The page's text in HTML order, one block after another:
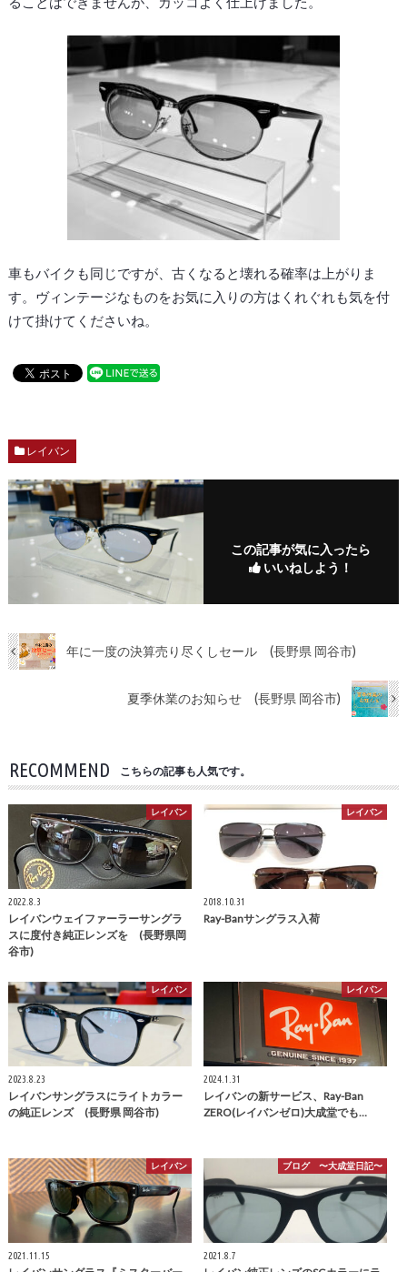
車もバイクも同じですが、古くなると壊れる確率は上がりま
す。ヴィンテージなものをお気に入りの方はくれぐれも気を付
けて掛けてくださいね。
レイバン
この記事が気に入ったら
いいねしよう！
年に一度の決算売り尽くしセール (長野県 岡谷市)
夏季休業のお知らせ (長野県 岡谷市)
RECOMMEND こちらの記事も人気です。
レイバン
2022.8.3
レイバンウェイファーラーサングラ
スに度付き純正レンズを (長野県岡
谷市)
レイバン
2018.10.31
Ray-Banサングラス入荷
レイバン
2023.8.23
レイバンサングラスにライトカラー
の純正レンズ (長野県 岡谷市)
レイバン
2024.1.31
レイバンの新サービス、Ray-Ban
ZERO(レイバンゼロ)大成堂でも…
レイバン
2021.11.15
ブログ 〜大成堂日記〜
2021.8.7